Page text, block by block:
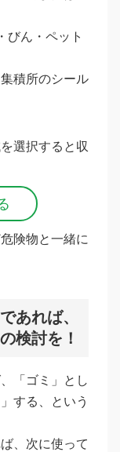
びん・ペット
積所のシール
選択すると収
険物と一緒に
あれば、
検討を！
「ゴミ」とし
する、という
、次に使って